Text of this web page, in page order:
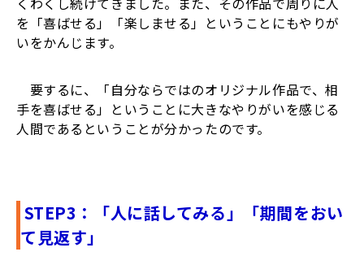
を「喜ばせる」「楽しませる」ということにもやりが
いをかんじます。
要するに、「自分ならではのオリジナル作品で、相
手を喜ばせる」ということに大きなやりがいを感じる
人間であるということが分かったのです。
STEP3：「人に話してみる」「期間をおい
て見返す」